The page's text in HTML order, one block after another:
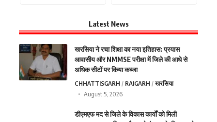
Latest News
खरसिया ने रचा शिक्षा का नया इतिहास: प्रयास
आवासीय और NMMSE परीक्षा में जिले की आधे से
अधिक सीटों पर किया कब्जा
CHHATTISGARH RAIGARH
खरसिया
August 5, 2026
डीएमएफ मद से जिले के विकास कार्यों को मिली